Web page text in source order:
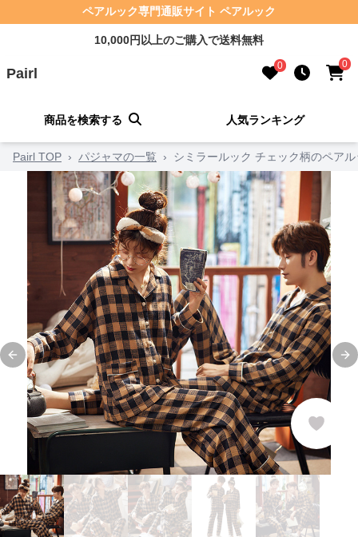
ペアルック専門通販サイト ペアルック
10,000円以上のご購入で送料無料
Pairl 0 0
商品を検索する 人気ランキング
Pairl TOP › パジャマの一覧 › シミラールック チェック柄のペア
Previous slide